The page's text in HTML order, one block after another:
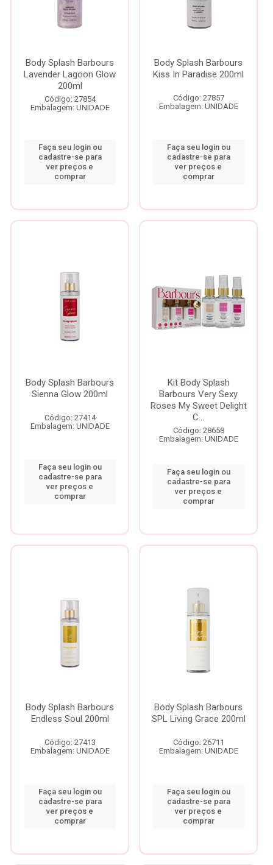
Body Splash Barbours
Lavender Lagoon Glow
200ml
Código: 27854
Embalagem: UNIDADE
Faça seu login ou
cadastre-se para
ver preços e
comprar
Body Splash Barbours
Kiss In Paradise 200ml
Código: 27857
Embalagem: UNIDADE
Faça seu login ou
cadastre-se para
ver preços e
comprar
Body Splash Barbours
Sienna Glow 200ml
Código: 27414
Embalagem: UNIDADE
Faça seu login ou
cadastre-se para
ver preços e
comprar
Kit Body Splash
Barbours Very Sexy
Roses My Sweet Delight
C...
Código: 28658
Embalagem: UNIDADE
Faça seu login ou
cadastre-se para
ver preços e
comprar
Body Splash Barbours
Endless Soul 200ml
Código: 27413
Embalagem: UNIDADE
Faça seu login ou
cadastre-se para
ver preços e
comprar
Body Splash Barbours
SPL Living Grace 200ml
Código: 26711
Embalagem: UNIDADE
Faça seu login ou
cadastre-se para
ver preços e
comprar